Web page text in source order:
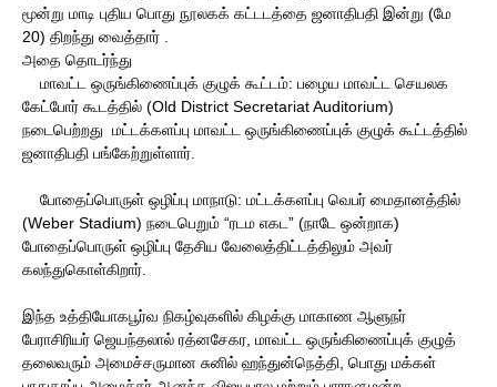
மூன்று மாடி புதிய பொது நூலகக் கட்டடத்தை ஜனாதிபதி இன்று (மே
20) திறந்து வைத்தார் .
அதை தொடர்ந்து
மாவட்ட ஒருங்கிணைப்புக் குழுக் கூட்டம்: பழைய மாவட்ட செயலக
கேட்போர் கூடத்தில் (Old District Secretariat Auditorium)
நடைபெற்றது மட்டக்களப்பு மாவட்ட ஒருங்கிணைப்புக் குழுக் கூட்டத்தில்
ஜனாதிபதி பங்கேற்றுள்ளார்.
போதைப்பொருள் ஒழிப்பு மாநாடு: மட்டக்களப்பு வெபர் மைதானத்தில்
(Weber Stadium) நடைபெறும் “ரடம எகட” (நாடே ஒன்றாக)
போதைப்பொருள் ஒழிப்பு தேசிய வேலைத்திட்டத்திலும் அவர்
கலந்துகொள்கிறார்.
இந்த உத்தியோகபூர்வ நிகழ்வுகளில் கிழக்கு மாகாண ஆளுநர்
பேராசிரியர் ஜெயந்தலால் ரத்னசேகர, மாவட்ட ஒருங்கிணைப்புக் குழுத்
தலைவரும் அமைச்சருமான சுனில் ஹந்துன்நெத்தி, பொது மக்கள்